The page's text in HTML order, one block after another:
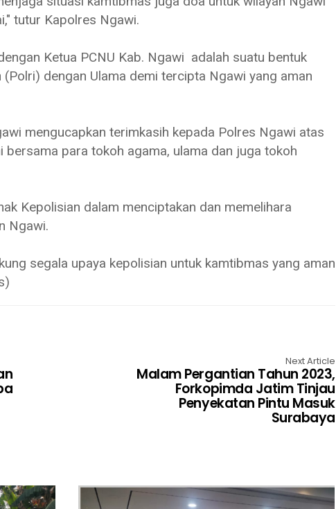
tutur Kapolres Ngawi.
Ketua PCNU Kab. Ngawi adalah suatu bentuk
dengan Ulama demi tercipta Ngawi yang aman
mengucapkan terimkasih kepada Polres Ngawi atas
para tokoh agama, ulama dan juga tokoh
Kepolisian dalam menciptakan dan memelihara
Ngawi.
segala upaya kepolisian untuk kamtibmas yang aman
Next Article
Malam Pergantian Tahun 2023,
Forkopimda Jatim Tinjau
Penyekatan Pintu Masuk
Surabaya